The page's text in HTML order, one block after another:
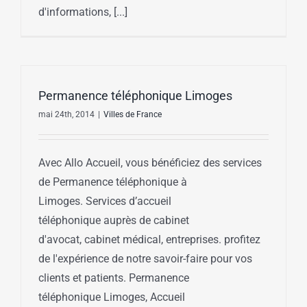
d'informations, [...]
Permanence téléphonique Limoges
mai 24th, 2014 | Villes de France
Avec Allo Accueil, vous bénéficiez des services
de Permanence téléphonique à
Limoges. Services d’accueil
téléphonique auprès de cabinet
d'avocat, cabinet médical, entreprises. profitez
de l'expérience de notre savoir-faire pour vos
clients et patients. Permanence
téléphonique Limoges, Accueil